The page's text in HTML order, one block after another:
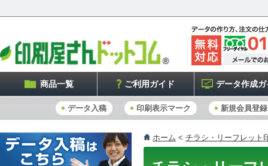
商品一覧 ご利用ガイド データ作成ガ
データ入稿 印刷表示マーク 新規会員登録
ホーム < チラシ・リーフレット